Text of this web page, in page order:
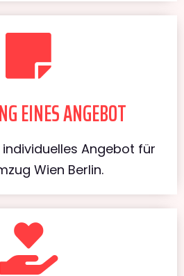
EINES ANGEBOT
Angebot für
Wien Berlin.